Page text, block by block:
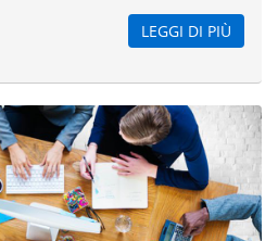
LEGGI DI PIÙ